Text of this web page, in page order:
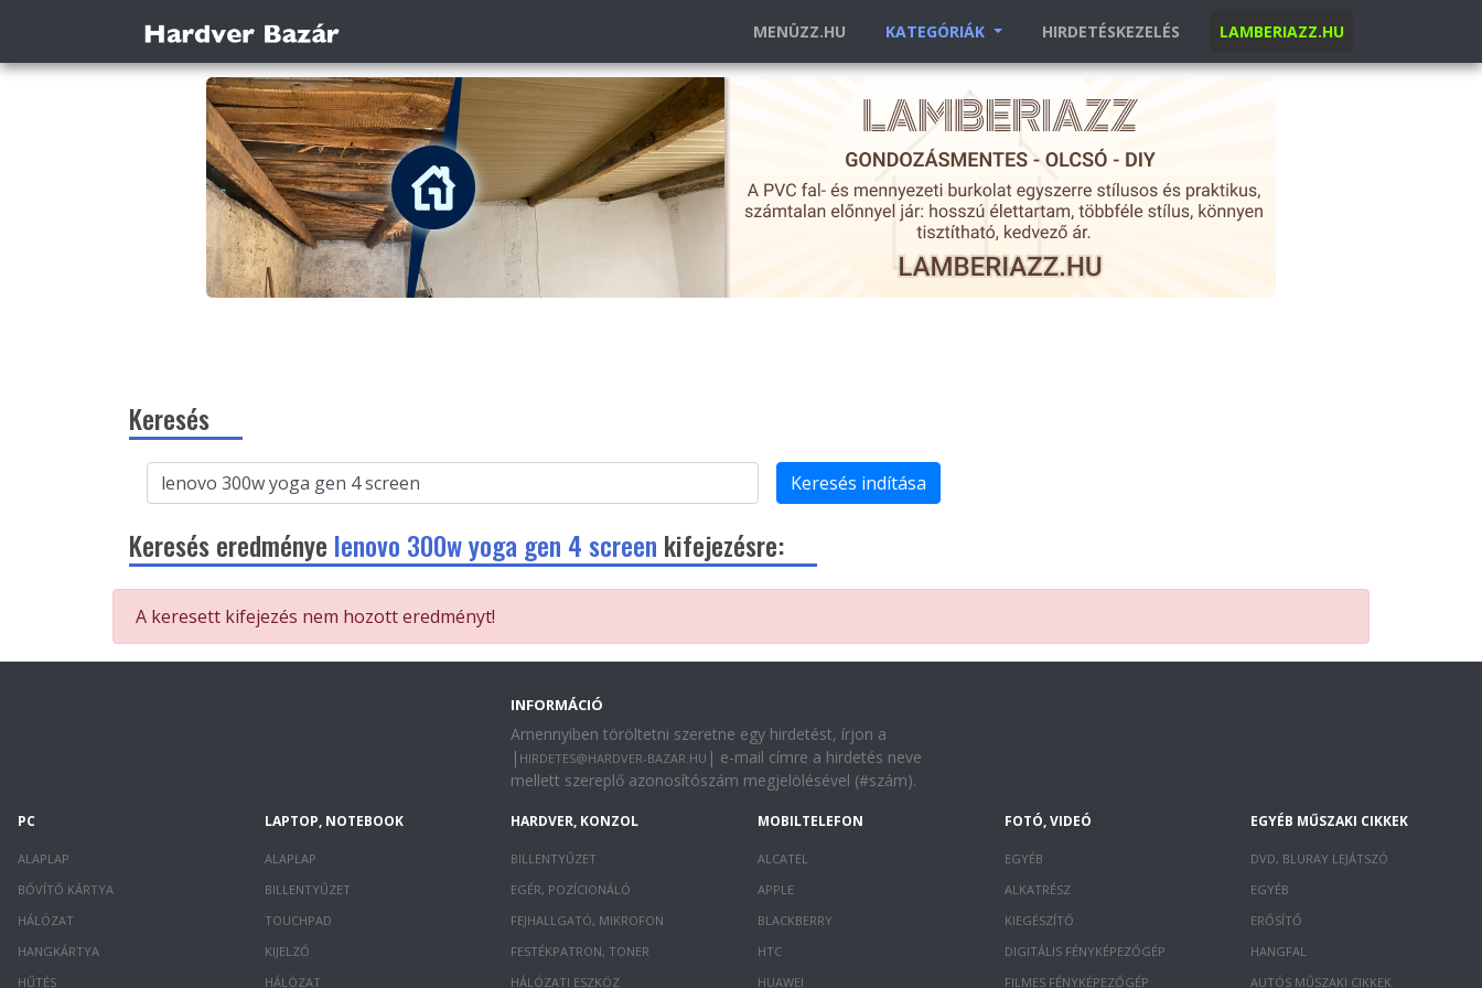
MENÜZZ.HU KATEGÓRIÁK HIRDETÉSKEZELÉS LAMBERIAZZ.HU
Keresés
Keresés indítása
Keresés eredménye lenovo 300w yoga gen 4 screen kifejezésre:
A keresett kifejezés nem hozott eredményt!
INFORMÁCIÓ
Amennyiben töröltetni szeretne egy hirdetést, írjon a
| HIRDETES@HARDVER-BAZAR.HU | e-mail címre a hirdetés neve
mellett szereplő azonosítószám megjelölésével (#szám).
PC
ALAPLAP
BŐVÍTŐ KÁRTYA
HÁLÓZAT
HANGKÁRTYA
HŰTÉS
LAPTOP, NOTEBOOK
ALAPLAP
BILLENTYŰZET
TOUCHPAD
KIJELZŐ
HÁLÓZAT
HARDVER, KONZOL
BILLENTYŰZET
EGÉR, POZÍCIONÁLÓ
FEJHALLGATÓ, MIKROFON
FESTÉKPATRON, TONER
HÁLÓZATI ESZKÖZ
MOBILTELEFON
ALCATEL
APPLE
BLACKBERRY
HTC
HUAWEI
FOTÓ, VIDEÓ
EGYÉB
ALKATRÉSZ
KIEGÉSZÍTŐ
DIGITÁLIS FÉNYKÉPEZŐGÉP
FILMES FÉNYKÉPEZŐGÉP
EGYÉB MŰSZAKI CIKKEK
DVD, BLURAY LEJÁTSZÓ
EGYÉB
ERŐSÍTŐ
HANGFAL
AUTÓS MŰSZAKI CIKKEK